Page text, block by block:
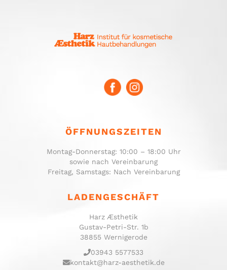
ÖFFNUNGSZEITEN
Montag-Donnerstag: 10:00 – 18:00 Uhr
sowie nach Vereinbarung
Freitag, Samstags: Nach Vereinbarung
LADENGESCHÄFT
Harz Æsthetik
Gustav-Petri-Str. 1b
38855 Wernigerode
03943 5577533
kontakt@harz-aesthetik.de